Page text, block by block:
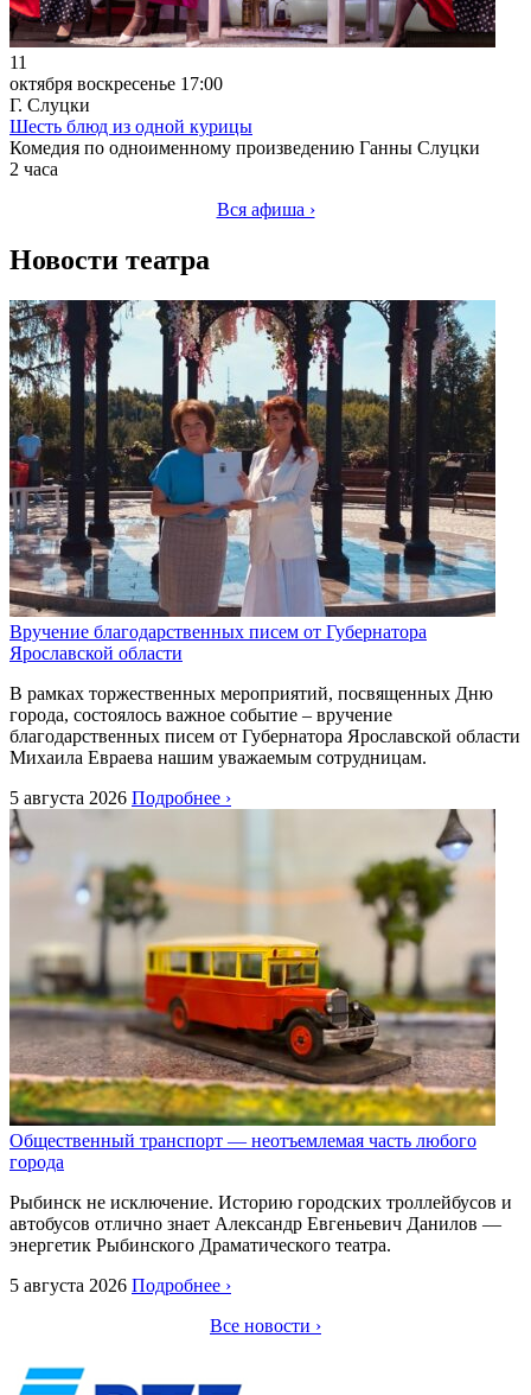
11
октября воскресенье 17:00
Г. Слуцки
Шесть блюд из одной курицы
Комедия по одноименному произведению Ганны Слуцки
2 часа
Вся афиша ›
Новости театра
Вручение благодарственных писем от Губернатора
Ярославской области
В рамках торжественных мероприятий, посвященных Дню
города, состоялось важное событие – вручение
благодарственных писем от Губернатора Ярославской области
Михаила Евраева нашим уважаемым сотрудницам.
5 августа 2026 Подробнее ›
Общественный транспорт — неотъемлемая часть любого
города
Рыбинск не исключение. Историю городских троллейбусов и
автобусов отлично знает Александр Евгеньевич Данилов —
энергетик Рыбинского Драматического театра.
5 августа 2026 Подробнее ›
Все новости ›